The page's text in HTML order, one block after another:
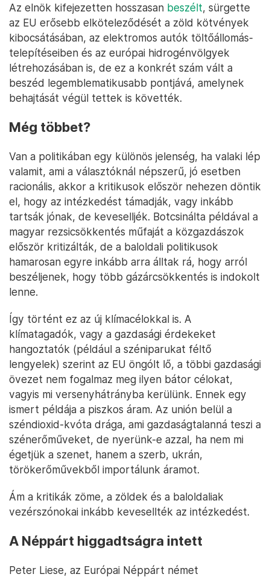
Az elnök kifejezetten hosszasan beszélt, sürgette
az EU erősebb elköteleződését a zöld kötvények
kibocsátásában, az elektromos autók töltőállomás-
telepítéseiben és az európai hidrogénvölgyek
létrehozásában is, de ez a konkrét szám vált a
beszéd legemblematikusabb pontjává, amelynek
behajtását végül tettek is követték.
Még többet?
Van a politikában egy különös jelenség, ha valaki lép
valamit, ami a választóknál népszerű, jó esetben
racionális, akkor a kritikusok először nehezen döntik
el, hogy az intézkedést támadják, vagy inkább
tartsák jónak, de keveselljék. Botcsinálta példával a
magyar rezsicsökkentés műfaját a közgazdászok
először kritizálták, de a baloldali politikusok
hamarosan egyre inkább arra álltak rá, hogy arról
beszéljenek, hogy több gázárcsökkentés is indokolt
lenne.
Így történt ez az új klímacélokkal is. A
klímatagadók, vagy a gazdasági érdekeket
hangoztatók (például a széniparukat féltő
lengyelek) szerint az EU öngólt lő, a többi gazdasági
övezet nem fogalmaz meg ilyen bátor célokat,
vagyis mi versenyhátrányba kerülünk. Ennek egy
ismert példája a piszkos áram. Az unión belül a
széndioxid-kvóta drága, ami gazdaságtalanná teszi a
szénerőműveket, de nyerünk-e azzal, ha nem mi
égetjük a szenet, hanem a szerb, ukrán,
törökerőművekből importálunk áramot.
Ám a kritikák zöme, a zöldek és a baloldaliak
vezérszónokai inkább kevesellték az intézkedést.
A Néppárt higgadtságra intett
Peter Liese, az Európai Néppárt német